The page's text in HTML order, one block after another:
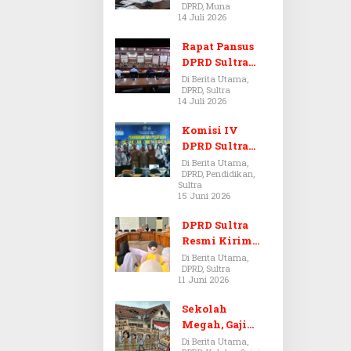
Dugaan Jual
Beli Tanah
Bermasalah di
Muna
DPRD, Muna
14 Juli 2026
Rapat Pansus
DPRD Sultra
Diskors Dua
Kali Akibat
Ketidakhadira
n Pj Sekda
Di Berita Utama,
DPRD, Sultra
14 Juli 2026
Komisi IV
DPRD Sultra
Kawal Hak
Guru,
Rencanakan
Pendidikan
Di Berita Utama,
DPRD, Pendidikan,
Sultra
15 Juni 2026
DPRD Sultra
Resmi Kirim
Aspirasi Tolak
Peraturan
BPOM No. 5
Tahun 2026 ke
Komisi IX DPR
Di Berita Utama,
DPRD, Sultra
11 Juni 2026
Sekolah
Megah, Gaji
Guru Berdarah-
Di Berita Utama,